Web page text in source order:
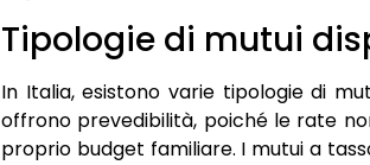
Tipologie di mutui
In Italia, esistono varie tipologie di
offrono prevedibilità, poiché le rate
proprio budget familiare. I mutui a